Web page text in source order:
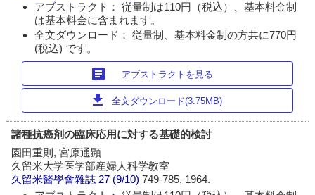
アブストラクト： 従量制は110円（税込）、基本料金制
は基本料金に含まれます。
全文ダウンロード： 従量制、基本料金制の方共に770円
(税込) です。
article アブストラクトを見る
download 全文ダウンロード(3.75MB)
諸種抗癌剤の臨床応用に対する基礎的検討
園田重則, 宮原通顕
久留米大学医学部産婦人科学教室
久留米醫學會雜誌 27 (9/10)749-785, 1964.